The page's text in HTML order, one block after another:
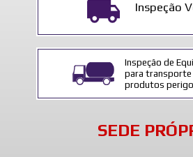
Inspeção
Inspeção de
para transporte
produtos
SEDE